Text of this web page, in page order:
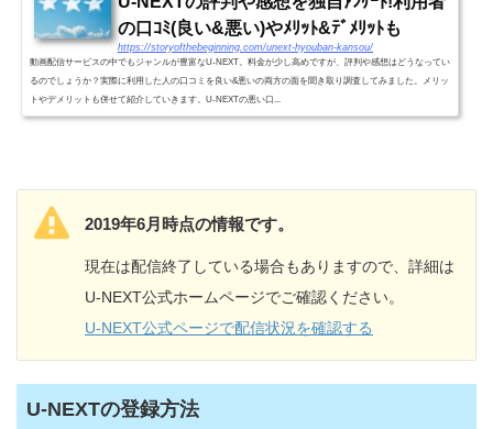
の口ｺﾐ(良い&悪い)やﾒﾘｯﾄ&ﾃﾞﾒﾘｯﾄも
https://storyofthebeginning.com/unext-hyouban-kansou/
動画配信サービスの中でもジャンルが豊富なU-NEXT。料金が少し高めですが、評判や感想はどうなってい
るのでしょうか？実際に利用した人の口コミを良い&悪いの両方の面を聞き取り調査してみました。メリッ
トやデメリットも併せて紹介していきます。U-NEXTの悪い口...
2019年6月時点の情報です。
現在は配信終了している場合もありますので、詳細は
U-NEXT公式ホームページでご確認ください。
U-NEXT公式ページで配信状況を確認する
U-NEXTの登録方法